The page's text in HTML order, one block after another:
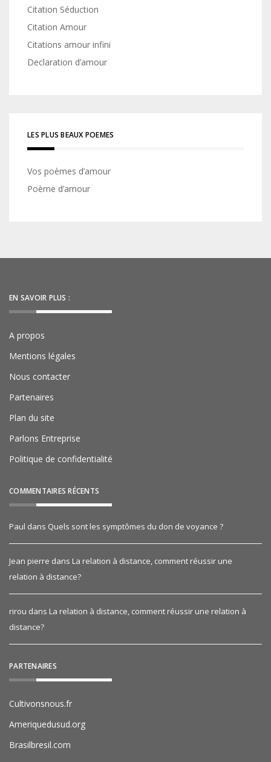
Citation Séduction
Citation Amour
Citations amour infini
Declaration d’amour
LES PLUS BEAUX POEMES
Vos poèmes d’amour
Poème d’amour
EN SAVOIR PLUS :
A propos
Mentions légales
Nous contacter
Partenaires
Plan du site
Parlons Entreprise
Politique de confidentialité
COMMENTAIRES RÉCENTS
Paul dans Quels sont les symptômes du don de voyance ?
Jean pierre dans La relation à distance, comment réussir une
relation à distance?
rirou dans La relation à distance, comment réussir une relation à
distance?
PARTENAIRES
Cultivonsnous.fr
Ameriquedusud.org
Brasilbresil.com